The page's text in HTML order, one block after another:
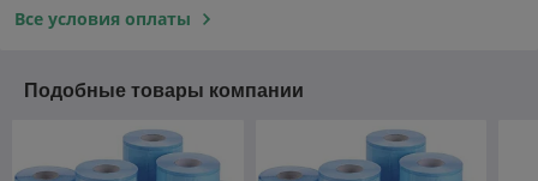
Все условия оплаты
Подобные товары компании